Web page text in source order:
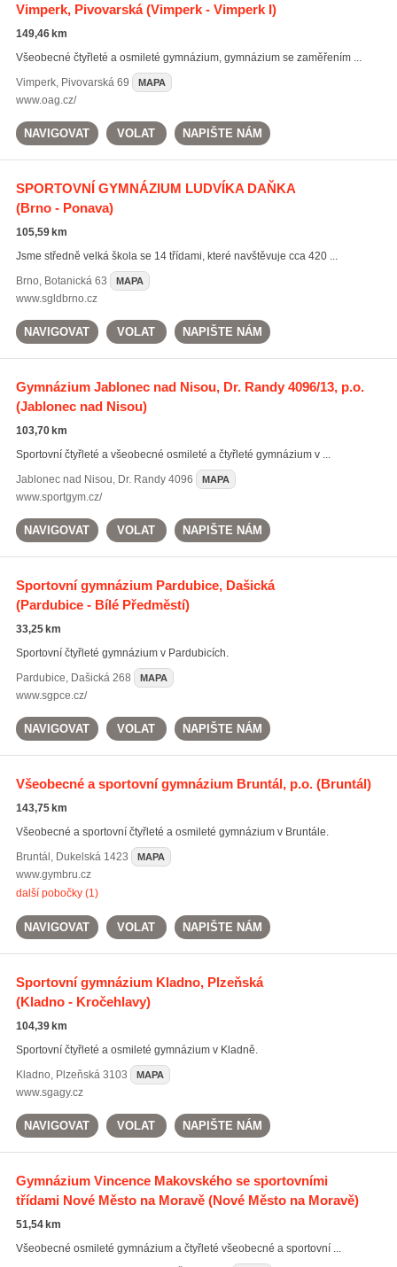
Vimperk, Pivovarská(Vimperk - Vimperk I)
149,46 km
Všeobecné čtyřleté a osmileté gymnázium, gymnázium se zaměřením ...
Vimperk, Pivovarská 69 MAPA
www.oag.cz/
NAVIGOVAT VOLAT NAPIŠTE NÁM
SPORTOVNÍ GYMNÁZIUM LUDVÍKA DAŇKA
(Brno - Ponava)
105,59 km
Jsme středně velká škola se 14 třídami, které navštěvuje cca 420 ...
Brno, Botanická 63 MAPA
www.sgldbrno.cz
NAVIGOVAT VOLAT NAPIŠTE NÁM
Gymnázium Jablonec nad Nisou, Dr. Randy 4096/13, p.o.
(Jablonec nad Nisou)
103,70 km
Sportovní čtyřleté a všeobecné osmileté a čtyřleté gymnázium v ...
Jablonec nad Nisou, Dr. Randy 4096 MAPA
www.sportgym.cz/
NAVIGOVAT VOLAT NAPIŠTE NÁM
Sportovní gymnázium Pardubice, Dašická
(Pardubice - Bílé Předměstí)
33,25 km
Sportovní čtyřleté gymnázium v Pardubicích.
Pardubice, Dašická 268 MAPA
www.sgpce.cz/
NAVIGOVAT VOLAT NAPIŠTE NÁM
Všeobecné a sportovní gymnázium Bruntál, p.o.(Bruntál)
143,75 km
Všeobecné a sportovní čtyřleté a osmileté gymnázium v Bruntále.
Bruntál , Dukelská 1423 MAPA
www.gymbru.cz
další pobočky (1)
NAVIGOVAT VOLAT NAPIŠTE NÁM
Sportovní gymnázium Kladno, Plzeňská
(Kladno - Kročehlavy)
104,39 km
Sportovní čtyřleté a osmileté gymnázium v Kladně.
Kladno, Plzeňská 3103 MAPA
www.sgagy.cz
NAVIGOVAT VOLAT NAPIŠTE NÁM
Gymnázium Vincence Makovského se sportovními
třídami Nové Město na Moravě(Nové Město na Moravě)
51,54 km
Všeobecné osmileté gymnázium a čtyřleté všeobecné a sportovní ...